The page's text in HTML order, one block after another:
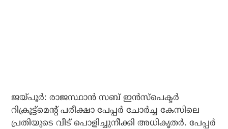
ജയ്‌പൂർ: രാജസ്ഥാൻ സബ് ഇൻസ്‌പെക്ടർ
റിക്രൂട്ട്‌മെൻ്റ് പരീക്ഷാ പേപ്പർ ചോർച്ച കേസിലെ
പ്രതിയുടെ വീട് പൊളിച്ചുനീക്കി അധികൃതർ. പേപ്പർ